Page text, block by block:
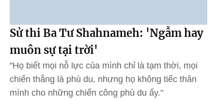
Sử thi Ba Tư Shahnameh: 'Ngẫm hay
muôn sự tại trời'
"Họ biết mọi nỗ lực của mình chỉ là tạm thời, mọi
chiến thắng là phù du, nhưng họ không tiếc thân
mình cho những chiến công phù du ấy."